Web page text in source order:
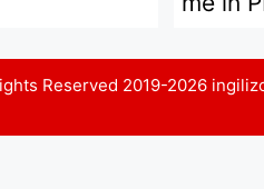
Reserved 2019-2026